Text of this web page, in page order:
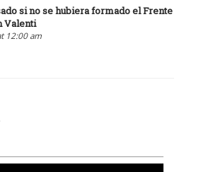
si no se hubiera formado el Frente
Valenti
12:00 am